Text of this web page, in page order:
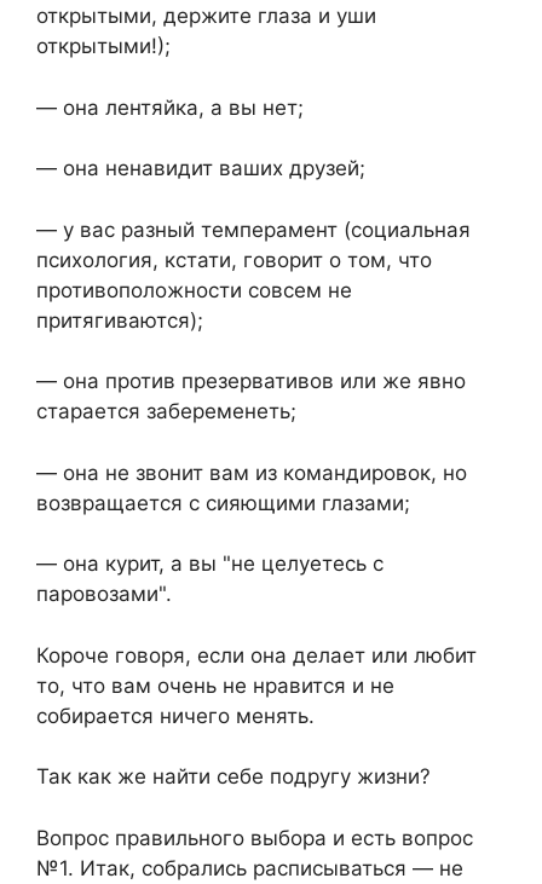
открытыми, держите глаза и уши
открытыми!);
— она лентяйка, а вы нет;
— она ненавидит ваших друзей;
— у вас разный темперамент (социальная
психология, кстати, говорит о том, что
противоположности совсем не
притягиваются);
— она против презервативов или же явно
старается забеременеть;
— она не звонит вам из командировок, но
возвращается с сияющими глазами;
— она курит, а вы "не целуетесь с
паровозами".
Короче говоря, если она делает или любит
то, что вам очень не нравится и не
собирается ничего менять.
Так как же найти себе подругу жизни?
Вопрос правильного выбора и есть вопрос
№1. Итак, собрались расписываться — не